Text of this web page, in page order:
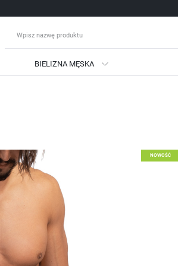
Zapomniałem hasła
BIELIZNA MĘSKA
NOWOŚĆ